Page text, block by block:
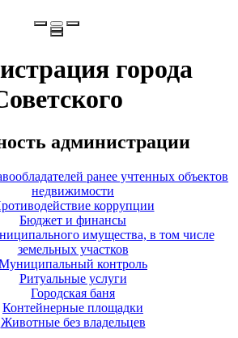
города
администрации
ранее учтенных объектов
недвижимости
коррупции
Бюджет и финансы
имущества, в том числе
земельных участков
контроль
Ритуальные услуги
Городская баня
Контейнерные площадки
Животные без владельцев